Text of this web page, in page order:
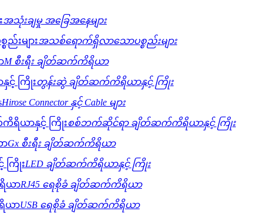
အသုံးချမှု အခြေအနေများ
အသစ်ရောက်ရှိလာသောပစ္စည်းများ
M စီးရီး ချိတ်ဆက်ကိရိယာ
တွန်းဆွဲ ချိတ်ဆက်ကိရိယာနှင့် ကြိုး
Hirose Connector နှင့် Cable များ
စစ်ဘက်ဆိုင်ရာ ချိတ်ဆက်ကိရိယာနှင့် ကြိုး
Gx စီးရီး ချိတ်ဆက်ကိရိယာ
LED ချိတ်ဆက်ကိရိယာနှင့် ကြိုး
RJ45 ရေစိုခံ ချိတ်ဆက်ကိရိယာ
USB ရေစိုခံ ချိတ်ဆက်ကိရိယာ